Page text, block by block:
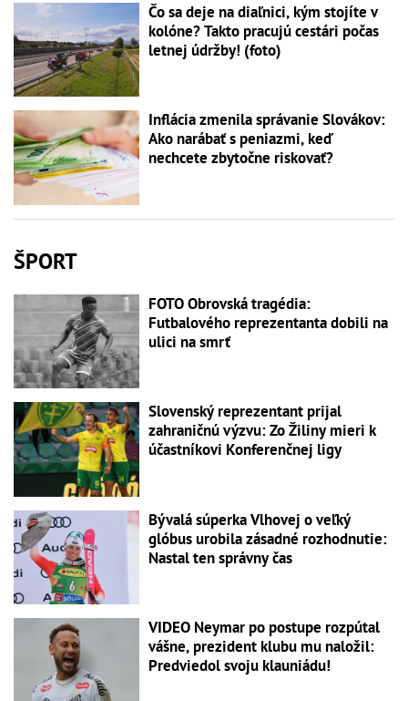
Čo sa deje na diaľnici, kým stojíte v
kolóne? Takto pracujú cestári počas
letnej údržby! (foto)
Inflácia zmenila správanie Slovákov:
Ako narábať s peniazmi, keď
nechcete zbytočne riskovať?
ŠPORT
FOTO Obrovská tragédia:
Futbalového reprezentanta dobili na
ulici na smrť
Slovenský reprezentant prijal
zahraničnú výzvu: Zo Žiliny mieri k
účastníkovi Konferenčnej ligy
Bývalá súperka Vlhovej o veľký
glóbus urobila zásadné rozhodnutie:
Nastal ten správny čas
VIDEO Neymar po postupe rozpútal
vášne, prezident klubu mu naložil:
Predviedol svoju klauniádu!